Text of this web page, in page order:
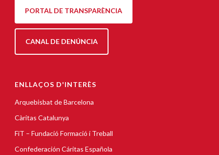
PORTAL DE TRANSPARÈNCIA
CANAL DE DENÚNCIA
ENLLAÇOS D'INTERÈS
Arquebisbat de Barcelona
Càritas Catalunya
FiT – Fundació Formació i Treball
Confederación Cáritas Española